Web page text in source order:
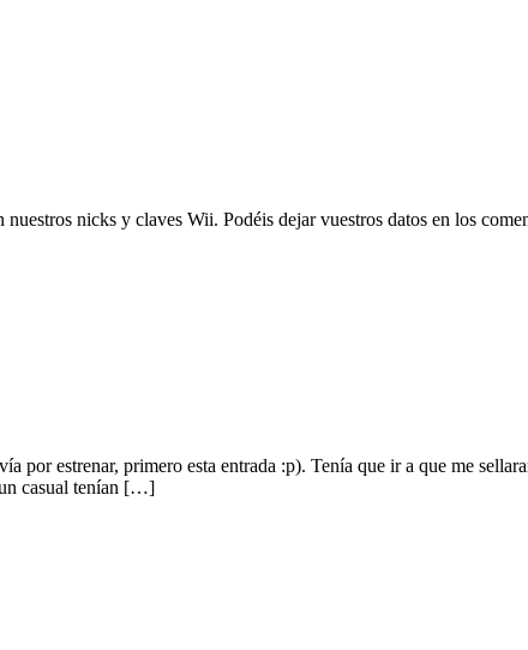
nicks y claves Wii. Podéis dejar vuestros datos en los
por estrenar, primero esta entrada :p). Tenía que ir a que me
casual tenían […]